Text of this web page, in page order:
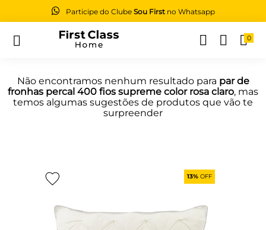
Participe do ClubeSou First no Whatsapp
0
Não encontramos nenhum resultado para par de
fronhas percal 400 fios supreme color rosa claro, mas
temos algumas sugestões de produtos que vão te
surpreender
13% OFF